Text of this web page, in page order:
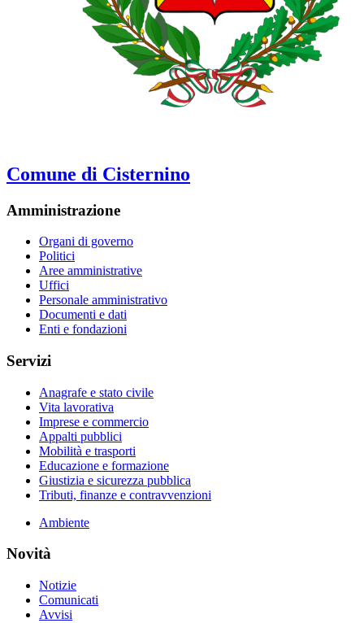
Comune di Cisternino
Amministrazione
Organi di governo
Politici
Aree amministrative
Uffici
Personale amministrativo
Documenti e dati
Enti e fondazioni
Servizi
Anagrafe e stato civile
Vita lavorativa
Imprese e commercio
Appalti pubblici
Mobilità e trasporti
Educazione e formazione
Giustizia e sicurezza pubblica
Tributi, finanze e contravvenzioni
Ambiente
Novità
Notizie
Comunicati
Avvisi